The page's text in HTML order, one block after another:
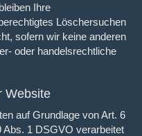
Ihre
Löschersuchen
sofern wir keine anderen
oder handelsrechtliche
Website
auf Grundlage von Art. 6
Abs. 1 DSGVO verarbeitet